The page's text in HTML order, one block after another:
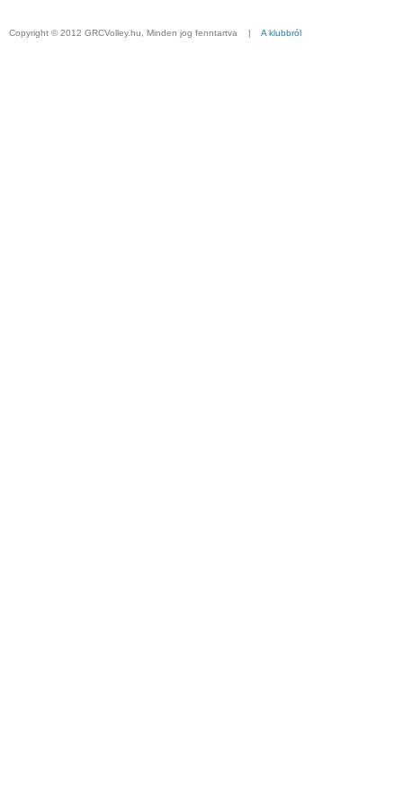
Copyright © 2012 GRCVolley.hu, Minden jog fenntartva | A klubbról